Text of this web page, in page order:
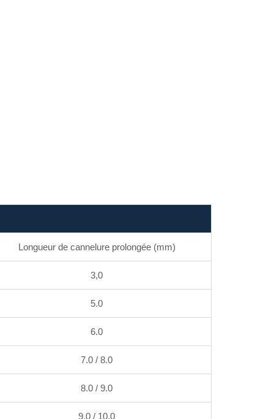
Longueur de cannelure prolongée (mm)
3,0
5.0
6.0
7.0 / 8.0
8.0 / 9.0
9.0 / 10.0